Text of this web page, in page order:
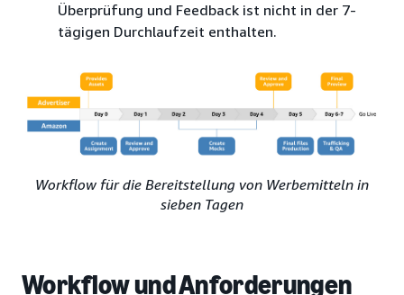
Überprüfung und Feedback ist nicht in der 7-
tägigen Durchlaufzeit enthalten.
Workflow für die Bereitstellung von Werbemitteln in
sieben Tagen
Workflow und Anforderungen